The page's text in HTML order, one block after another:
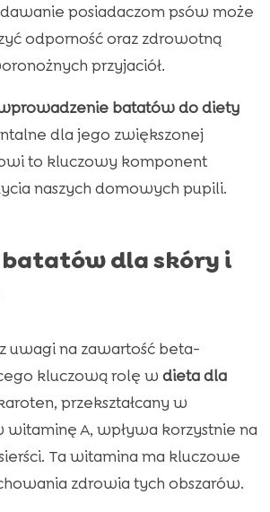
posiadaczom psów może
odporność oraz zdrowotną
przyjaciół.
batatów do diety
dla jego zwiększonej
to kluczowy komponent
naszych domowych pupili.
batatów dla skóry i
uwagi na zawartość beta-
kluczową rolę w dieta dla
przekształcany w
witaminę A, wpływa korzystnie na
Ta witamina ma kluczowe
zdrowia tych obszarów.